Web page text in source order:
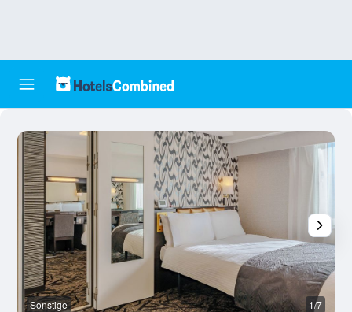
Sonstige 1/7